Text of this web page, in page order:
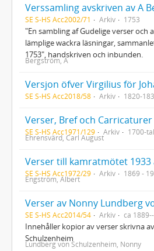
Verssamling avskriven av A
SE S-HS Acc2002/71 Arkiv 1753
"En sambling af Gudelige verser och
lämplige wackra läsningar,
1753", handskriven och inbunden.
Bergström, A
SE S-HS Acc2018/58 Arkiv 1820-
SE S-HS Acc1971/129 Arkiv 1700-tal
Ehrensvärd, Carl August
SE S-HS Acc1972/29 Arkiv 1869 -
Engström, Albert
Verser av Nonny Lundberg
SE S-HS Acc2014/54 Arkiv ca
Innehåller kopior av verser skrivna
Schulzenheim
Lundberg von Schulzenheim, Nonny